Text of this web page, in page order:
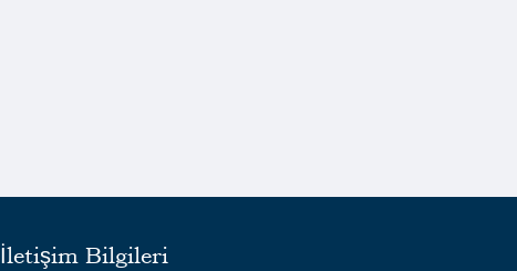
İletişim Bilgileri